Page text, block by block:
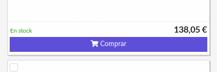
138,05 €
En stock
Comprar